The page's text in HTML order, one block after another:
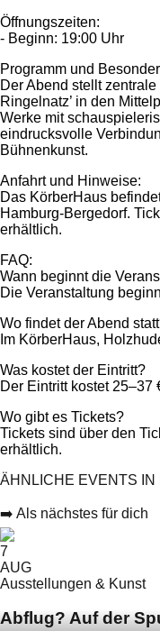
Öffnungszeiten:
- Beginn: 19:00 Uhr
Programm und
Der Abend stellt
Ringelnatz’ in den
Werke mit
eindrucksvolle
Bühnenkunst.
Anfahrt und Hinweise:
Das KörberHaus
Hamburg-Bergedorf.
erhältlich.
FAQ:
Wann beginnt die
Die Veranstaltung
Wo findet der Abend
Im KörberHaus,
Was kostet der Eintritt?
Der Eintritt kostet 25–37
Wo gibt es Tickets?
Tickets sind über den
erhältlich.
ÄHNLICHE EVENTS IN
➡️ Als nächstes für dich
7
AUG
Ausstellungen & Kunst
Abflug? Auf der